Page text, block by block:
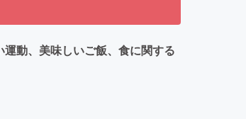
動、美味しいご飯、食に関する